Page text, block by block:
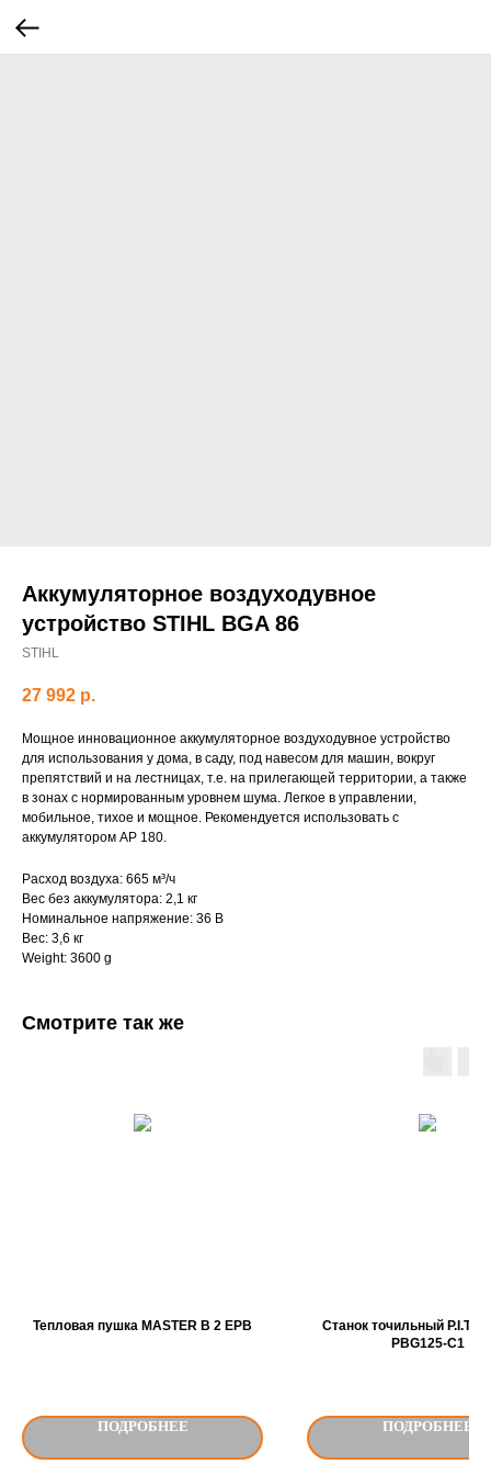
Аккумуляторное воздуходувное
устройство STIHL BGA 86
STIHL
27 992 р.
Мощное инновационное аккумуляторное воздуходувное устройство
для использования у дома, в саду, под навесом для машин, вокруг
препятствий и на лестницах, т.е. на прилегающей территории, а также
в зонах с нормированным уровнем шума. Легкое в управлении,
мобильное, тихое и мощное. Рекомендуется использовать с
аккумулятором AP 180.
Расход воздуха: 665 м³/ч
Вес без аккумулятора: 2,1 кг
Номинальное напряжение: 36 В
Вес: 3,6 кг
Weight: 3600 g
Смотрите так же
Тепловая пушка MASTER В 2 ЕРВ
ПОДРОБНЕЕ
Станок точильный P.I.T.
PBG125-C1
ПОДРОБНЕЕ